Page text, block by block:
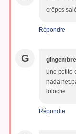
crêpes
Répondre
G
une petite
loloche
Répondre